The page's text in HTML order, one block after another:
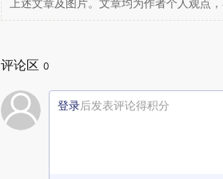
上述文章及图片。文章均为作者个人观点
评论区 0
登录后发表评论得积分